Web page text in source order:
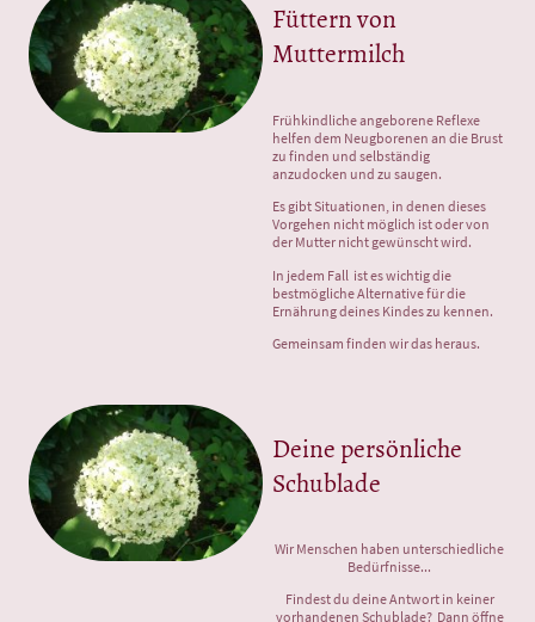
Füttern von
Muttermilch
Frühkindliche angeborene Reflexe
helfen dem Neugborenen an die Brust
zu finden und selbständig
anzudocken und zu saugen.
Es gibt Situationen, in denen dieses
Vorgehen nicht möglich ist oder von
der Mutter nicht gewünscht wird.
In jedem Fall ist es wichtig die
bestmögliche Alternative für die
Ernährung deines Kindes zu kennen.
Gemeinsam finden wir das heraus.
Deine persönliche
Schublade
Wir Menschen haben unterschiedliche
Bedürfnisse...
Findest du deine Antwort in keiner
vorhandenen Schublade? Dann öffne